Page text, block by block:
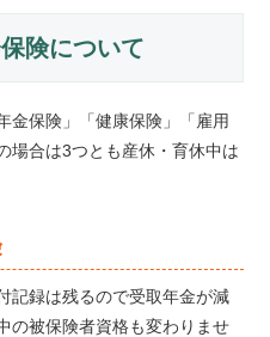
険について
金保険」「健康保険」「雇用
場合は3つとも産休・育休中は
記録は残るので受取年金が減
の被保険者資格も変わりませ